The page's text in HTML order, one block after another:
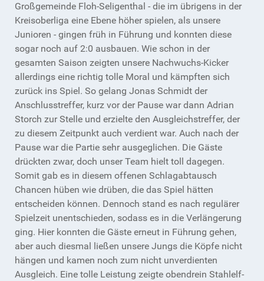
Großgemeinde Floh-Seligenthal - die im übrigens in der
Kreisoberliga eine Ebene höher spielen, als unsere
Junioren - gingen früh in Führung und konnten diese
sogar noch auf 2:0 ausbauen. Wie schon in der
gesamten Saison zeigten unsere Nachwuchs-Kicker
allerdings eine richtig tolle Moral und kämpften sich
zurück ins Spiel. So gelang Jonas Schmidt der
Anschlusstreffer, kurz vor der Pause war dann Adrian
Storch zur Stelle und erzielte den Ausgleichstreffer, der
zu diesem Zeitpunkt auch verdient war. Auch nach der
Pause war die Partie sehr ausgeglichen. Die Gäste
drückten zwar, doch unser Team hielt toll dagegen.
Somit gab es in diesem offenen Schlagabtausch
Chancen hüben wie drüben, die das Spiel hätten
entscheiden können. Dennoch stand es nach regulärer
Spielzeit unentschieden, sodass es in die Verlängerung
ging. Hier konnten die Gäste erneut in Führung gehen,
aber auch diesmal ließen unsere Jungs die Köpfe nicht
hängen und kamen noch zum nicht unverdienten
Ausgleich. Eine tolle Leistung zeigte obendrein Stahlelf-